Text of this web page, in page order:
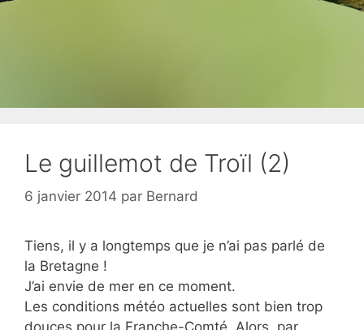
Le guillemot de Troïl (2)
6 janvier 2014 par Bernard
Tiens, il y a longtemps que je n’ai pas parlé de
la Bretagne !
J’ai envie de mer en ce moment.
Les conditions météo actuelles sont bien trop
douces pour la Franche-Comté. Alors, par